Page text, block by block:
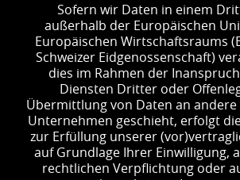
Sofern wir Daten in einem
außerhalb der Europäischen
Europäischen Wirtschaftsraums
Schweizer Eidgenossenschaft)
dies im Rahmen der
Diensten Dritter oder
Übermittlung von Daten an
Unternehmen geschieht, erfolgt
zur Erfüllung unserer
auf Grundlage Ihrer Einwilligung,
rechtlichen Verpflichtung oder